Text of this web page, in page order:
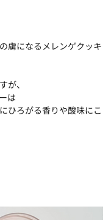
虜になるメレンゲクッキ
が、
は
ひろがる香りや酸味にこ